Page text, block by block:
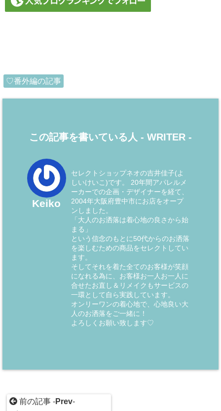
♡番外編の記事
この記事を書いている人 - WRITER -
Keiko
セレクトショップネオの吉井佳子(よ
しいけいこ)です。 20年間アパレルメ
ーカーでの企画・デザイナーを経て、
2004年大阪府豊中市にお店をオープ
ンしました。
「大人のお洒落は着心地の良さから始
まる」
という信念のもとに50代からのお洒落
を楽しむための商品をセレクトしてい
ます。
そしてそれを着た全てのお客様が笑顔
になれる為に、お客様お一人お一人に
合せたお直し＆リメイクもサービスの
一環として自ら実践しています。
オンリーワンの着心地で、心地良い大
人のお洒落をご一緒に！
よろしくお願い致します♡
前の記事 -Prev-